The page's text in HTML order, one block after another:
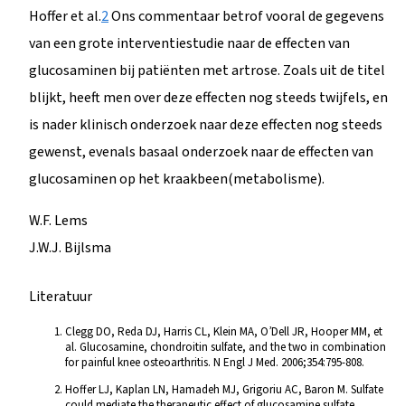
Hoffer et al.2Ons commentaar betrof vooral de gegevens
van een grote interventiestudie naar de effecten van
glucosaminen bij patiënten met artrose. Zoals uit de titel
blijkt, heeft men over deze effecten nog steeds twijfels, en
is nader klinisch onderzoek naar deze effecten nog steeds
gewenst, evenals basaal onderzoek naar de effecten van
glucosaminen op het kraakbeen(metabolisme).
W.F. Lems
J.W.J. Bijlsma
Literatuur
Clegg DO, Reda DJ, Harris CL, Klein MA, O’Dell JR, Hooper MM, et
al. Glucosamine, chondroitin sulfate, and the two in combination
for painful knee osteoarthritis. N Engl J Med. 2006;354:795-808.
Hoffer LJ, Kaplan LN, Hamadeh MJ, Grigoriu AC, Baron M. Sulfate